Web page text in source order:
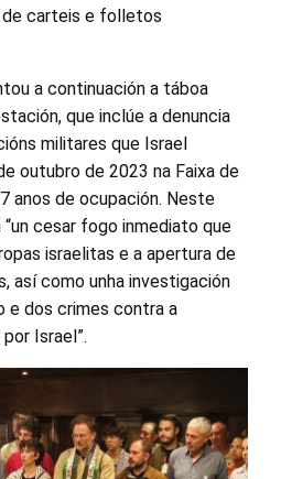
de carteis e folletos
a continuación a táboa
que inclúe a denuncia
militares que Israel
outubro de 2023 na Faixa de
anos de ocupación. Neste
cesar fogo inmediato que
israelitas e a apertura de
así como unha investigación
e dos crimes contra a
Israel”.